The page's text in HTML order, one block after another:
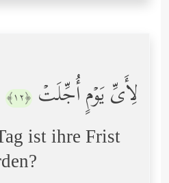
لِأَیِّ یَوۡمٍ أُجِّلَتۡ ﴿١٢﴾
ist ihre Frist